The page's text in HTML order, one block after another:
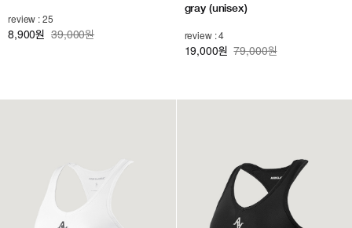
review : 25
8,900원 39,000원
gray (unisex)
review : 4
19,000원 79,000원